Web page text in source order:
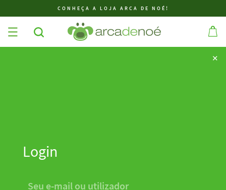
CONHEÇA A LOJA ARCA DE NOÉ!
✕
✕
Login